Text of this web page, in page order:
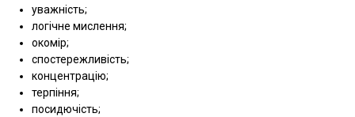
уважність;
логічне мислення;
окомір;
спостережливість;
концентрацію;
терпіння;
посидючість;